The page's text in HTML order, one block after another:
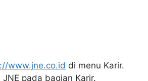
www.jne.co.id di menu Karir.
pada bagian Karir.